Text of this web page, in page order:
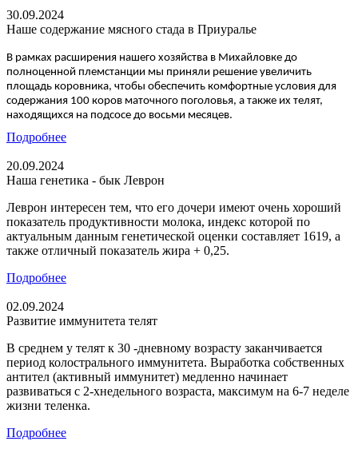
30.09.2024
Наше содержание мясного стада в Приуралье
В рамках расширения нашего хозяйства в Михайловке до
полноценной племстанции мы приняли решение увеличить
площадь коровника, чтобы обеспечить комфортные условия для
содержания 100 коров маточного поголовья, а также их телят,
находящихся на подсосе до восьми месяцев.
Подробнее
20.09.2024
Наша генетика - бык Леврон
Леврон интересен тем, что его дочери имеют очень хороший
показатель продуктивности молока, индекс которой по
актуальным данным генетической оценки составляет 1619, а
также отличный показатель жира + 0,25.
Подробнее
02.09.2024
Развитие иммунитета телят
В среднем у телят к 30 -дневному возрасту заканчивается
период колострального иммунитета. Выработка собственных
антител (активный иммунитет) медленно начинает
развиваться с 2-хнедельного возраста, максимум на 6-7 неделе
жизни теленка.
Подробнее